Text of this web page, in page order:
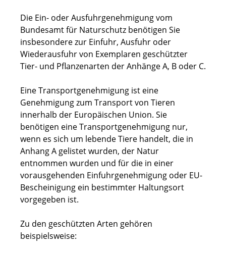
Die Ein- oder Ausfuhrgenehmigung vom
Bundesamt für Naturschutz benötigen Sie
insbesondere zur Einfuhr, Ausfuhr oder
Wiederausfuhr von Exemplaren geschützter
Tier- und Pflanzenarten der Anhänge A, B oder C.
Eine Transportgenehmigung ist eine
Genehmigung zum Transport von Tieren
innerhalb der Europäischen Union. Sie
benötigen eine Transportgenehmigung nur,
wenn es sich um lebende Tiere handelt, die in
Anhang A gelistet wurden, der Natur
entnommen wurden und für die in einer
vorausgehenden Einfuhrgenehmigung oder EU-
Bescheinigung ein bestimmter Haltungsort
vorgegeben ist.
Zu den geschützten Arten gehören
beispielsweise: